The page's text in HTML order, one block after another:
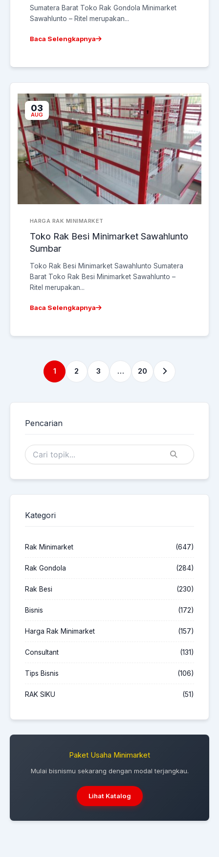
Sumatera Barat Toko Rak Gondola Minimarket
Sawahlunto – Ritel merupakan...
Baca Selengkapnya
03
AUG
HARGA RAK MINIMARKET
Toko Rak Besi Minimarket Sawahlunto
Sumbar
Toko Rak Besi Minimarket Sawahlunto Sumatera
Barat Toko Rak Besi Minimarket Sawahlunto –
Ritel merupakan...
Baca Selengkapnya
1 2 3 … 20
Pencarian
Kategori
Rak Minimarket (647)
Rak Gondola (284)
Rak Besi (230)
Bisnis (172)
Harga Rak Minimarket (157)
Consultant (131)
Tips Bisnis (106)
RAK SIKU (51)
Paket Usaha Minimarket
Mulai bisnismu sekarang dengan modal terjangkau.
Lihat Katalog